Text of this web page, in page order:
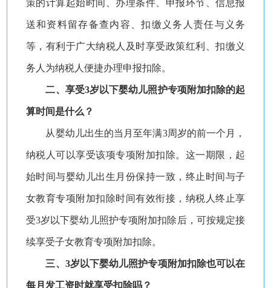
策的计算起始时间、办理条件、申报环节、信息报
送和资料留存备查内容、扣缴义务人责任与义务
等，有利于广大纳税人及时享受政策红利、扣缴义
务人为纳税人便捷办理申报扣除。
二、享受3岁以下婴幼儿照护专项附加扣除的起
算时间是什么？
从婴幼儿出生的当月至年满3周岁的前一个月，
纳税人可以享受该项专项附加扣除。这一期限，起
始时间与婴幼儿出生月份保持一致，终止时间与子
女教育专项附加扣除时间有效衔接，纳税人终止享
受3岁以下婴幼儿照护专项附加扣除后，可按规定接
续享受子女教育专项附加扣除。
三、3岁以下婴幼儿照护专项附加扣除也可以在
每月发工资时就享受扣除吗？